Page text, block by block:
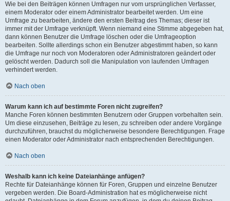
Wie bei den Beiträgen können Umfragen nur vom ursprünglichen Verfasser,
einem Moderator oder einem Administrator bearbeitet werden. Um eine
Umfrage zu bearbeiten, ändere den ersten Beitrag des Themas; dieser ist
immer mit der Umfrage verknüpft. Wenn niemand eine Stimme abgegeben hat,
dann können Benutzer die Umfrage löschen oder die Umfrageoption
bearbeiten. Sollte allerdings schon ein Benutzer abgestimmt haben, so kann
die Umfrage nur noch von Moderatoren oder Administratoren geändert oder
gelöscht werden. Dadurch soll die Manipulation von laufenden Umfragen
verhindert werden.
Nach oben
Warum kann ich auf bestimmte Foren nicht zugreifen?
Manche Foren können bestimmten Benutzern oder Gruppen vorbehalten sein.
Um diese einzusehen, Beiträge zu lesen, zu schreiben oder andere Vorgänge
durchzuführen, brauchst du möglicherweise besondere Berechtigungen. Frage
einen Moderator oder Administrator nach entsprechenden Berechtigungen.
Nach oben
Weshalb kann ich keine Dateianhänge anfügen?
Rechte für Dateianhänge können für Foren, Gruppen und einzelne Benutzer
vergeben werden. Die Board-Administration hat es möglicherweise nicht